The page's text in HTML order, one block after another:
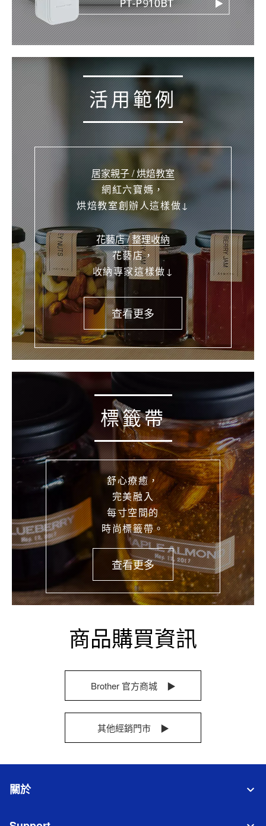
活用範例
居家親子 / 烘焙教室
網紅六寶媽，
烘焙教室創辦人這樣做↓
花藝店 / 整理收納
花藝店，
收納專家這樣做↓
查看更多
標籤帶
舒心療癒，
完美融入
每寸空間的
時尚標籤帶。
查看更多
商品購買資訊
Brother 官方商城 ▶
其他經銷門市 ▶
關於